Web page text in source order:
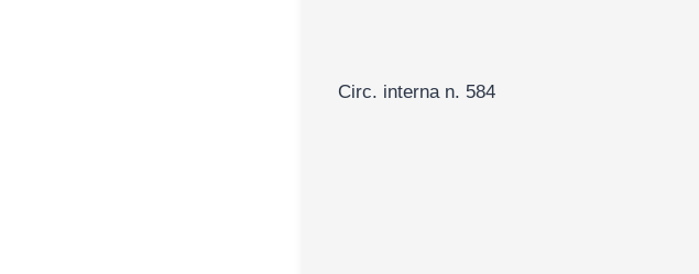
Circ. interna n. 584